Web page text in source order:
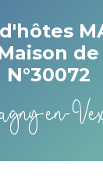
N°30072
en-